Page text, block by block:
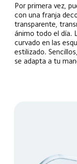
Por primera vez,
con una franja
transparente,
ánimo todo el día.
curvado en las
estilizado.
se adapta a tu